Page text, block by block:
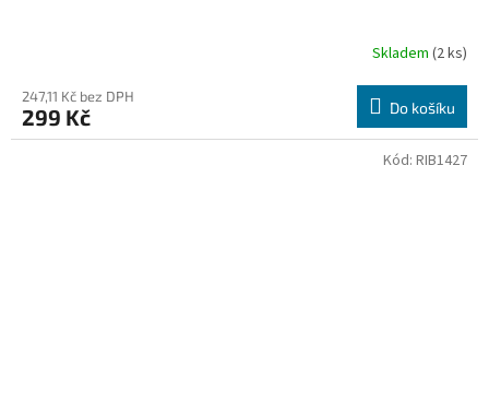
Skladem (2 ks)
247,11 Kč bez DPH
299 Kč Do košíku
Kód: RIB1427